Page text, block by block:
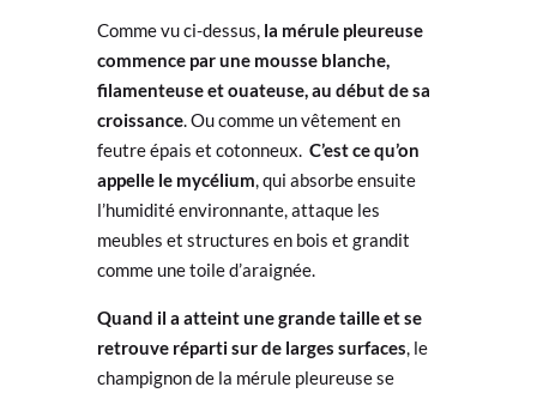
Comme vu ci-dessus, la mérule pleureuse
commence par une mousse blanche,
filamenteuse et ouateuse, au début de sa
croissance. Ou comme un vêtement en
feutre épais et cotonneux. C’est ce qu’on
appelle le mycélium, qui absorbe ensuite
l’humidité environnante, attaque les
meubles et structures en bois et grandit
comme une toile d’araignée.
Quand il a atteint une grande taille et se
retrouve réparti sur de larges surfaces, le
champignon de la mérule pleureuse se